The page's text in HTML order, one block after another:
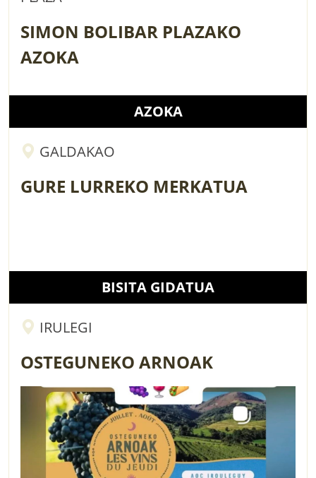
SIMON BOLIBAR PLAZAKO
AZOKA
AZOKA
GALDAKAO
GURE LURREKO MERKATUA
BISITA GIDATUA
IRULEGI
OSTEGUNEKO ARNOAK